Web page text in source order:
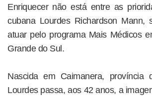
Enriquecer não está entre as
cubana Lourdes Richardson Mann,
atuar pelo programa Mais Médicos
Grande do Sul.
Nascida em Caimanera, província
Lourdes passa, aos 42 anos, a